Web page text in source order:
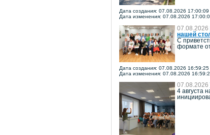
Дата создания: 07.08.2026 17:00:09
Дата изменения: 07.08.2026
07.08.2026
нашей
С
формате
Дата создания: 07.08.2026 16:59:25
Дата изменения: 07.08.2026
07.08.2026
4 августа